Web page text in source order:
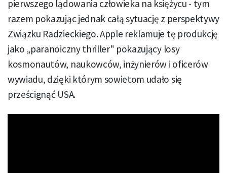
pierwszego lądowania człowieka na księżycu - tym
razem pokazując jednak całą sytuację z perspektywy
Związku Radzieckiego. Apple reklamuje tę produkcję
jako „paranoiczny thriller" pokazujący losy
kosmonautów, naukowców, inżynierów i oficerów
wywiadu, dzięki którym sowietom udało się
prześcignąć USA.